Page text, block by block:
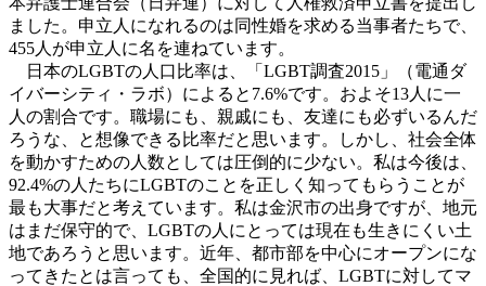
ました。申立人になれるのは同性婚を求める当事者たちで、
455人が申立人に名を連ねています。
日本のLGBTの人口比率は、「LGBT調査2015」（電通ダ
イバーシティ・ラボ）によると7.6%です。およそ13人に一
人の割合です。職場にも、親戚にも、友達にも必ずいるんだ
ろうな、と想像できる比率だと思います。しかし、社会全体
を動かすための人数としては圧倒的に少ない。私は今後は、
92.4%の人たちにLGBTのことを正しく知ってもらうことが
最も大事だと考えています。私は金沢市の出身ですが、地元
はまだ保守的で、LGBTの人にとっては現在も生きにくい土
地であろうと思います。近年、都市部を中心にオープンにな
ってきたとは言っても、全国的に見れば、LGBTに対してマ